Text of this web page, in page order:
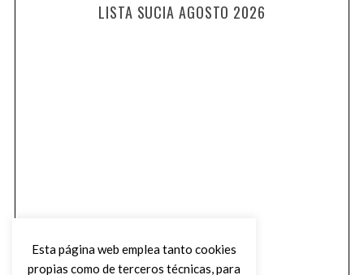
LISTA SUCIA AGOSTO 2026
Esta página web emplea tanto cookies
propias como de terceros técnicas, para